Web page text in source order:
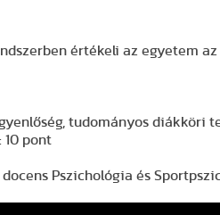
értékeli az egyetem
tudományos diákköri
10 pont
Pszichológia és